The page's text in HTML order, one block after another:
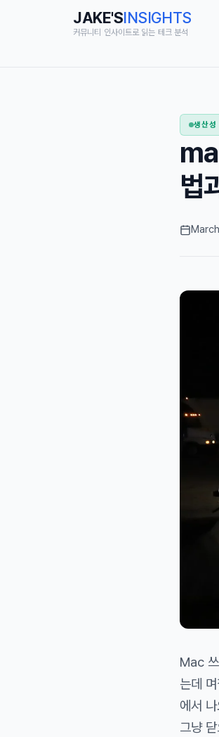
JAKE'SINSIGHTS
커뮤니티 인사이트로 읽는 테크 분석
생산성
법
Mac
는데
에서
그냥